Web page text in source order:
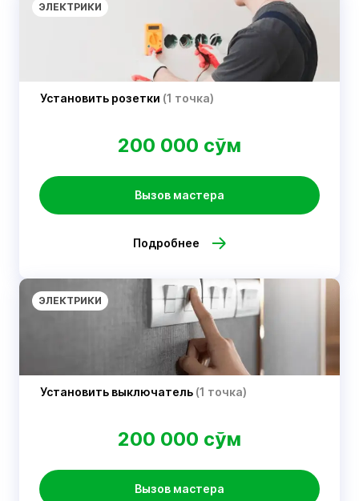
ЭЛЕКТРИКИ
Установить розетки (1 точка)
200 000 сўм
Вызов мастера
Подробнее
ЭЛЕКТРИКИ
Установить выключатель (1 точка)
200 000 сўм
Вызов мастера